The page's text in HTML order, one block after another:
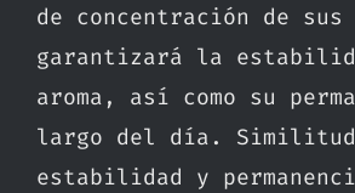
de concentración de
garantizará la
aroma, así como su
largo del día.
estabilidad y